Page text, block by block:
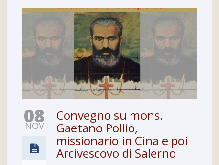
08
NOV
Convegno su mons.
Gaetano Pollio,
missionario in Cina e poi
Arcivescovo di Salerno